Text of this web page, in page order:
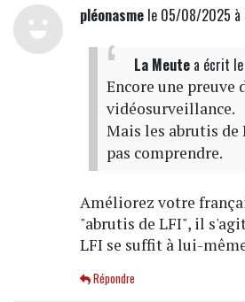
pléonasmele 05/08/2025 à
La Meutea écrit
Encore une
vidéosurveillance.
Mais les abrutis de
pas comprendre.
Améliorez votre
"abrutis de LFI", il
LFI se suffit à lui-
Répondre